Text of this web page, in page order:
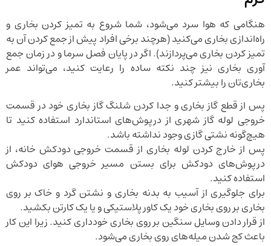
هنگامی که هوا سرد می‌شود، شما شروع به تمیز کردن بخاری و
راه‌اندازی بخاری می‌کنید (هرچند برخی افراد پیش از جمع کردن آن به
تمیز کردن بخاری می‌پردازند). اگر در پایان فصل سرما و در زمان جمع
آوری بخاری نیز چند نکته ساده را رعایت کنید، می‌تواند عمر
بخاری‌تان را بیشتر کنید.
پس از قطع گاز بخاری و جدا کردن شلنگ گاز بخاری خود در قسمت
خروجی لوله گاز شهری از درپوش‌های استاندارد استفاده کنید تا
هیچ‌گونه نشتی گازی وجود نداشته باشد.
پس از خارج کردن لوله بخاری از قسمت خروجی دودکش خانه، از
درپوش‌های دودکش برای بستن مسیر خروجی هوای دودکش
استفاده کنید.
برای جلوگیری از آسیب به بدنه بخاری و نشتن گرد و خاک بر روی
بخاری بر روی بخاری خود یک کاور پلاستیکی و یا یک کارتن بکشید.
از قرار دادن وسایل سنگین بر روی بخاری خودداری کنید. زیرا این کار
باعث کج شدن میله‌های روی بخاری می‌شود.